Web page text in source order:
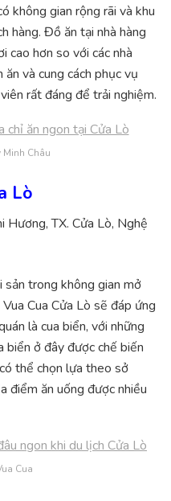
không gian rộng rãi và khu
hàng. Đồ ăn tại nhà hàng
cao hơn so với các nhà
và cung cách phục vụ
rất đáng để trải nghiệm.
Châu
Lò
Hương, TX. Cửa Lò, Nghệ
sản trong không gian mở
Cua Cửa Lò sẽ đáp ứng
là cua biển, với những
biển ở đây được chế biến
thể chọn lựa theo sở
điểm ăn uống được nhiều
Cua